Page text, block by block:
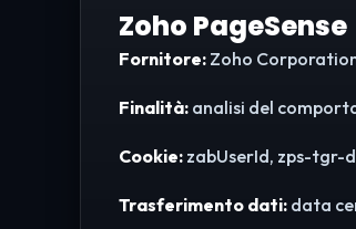
Zoho PageSense
Fornitore: Zoho
Finalità: analisi del
Cookie: zabUserId, zps-tgr-
Trasferimento dati: data